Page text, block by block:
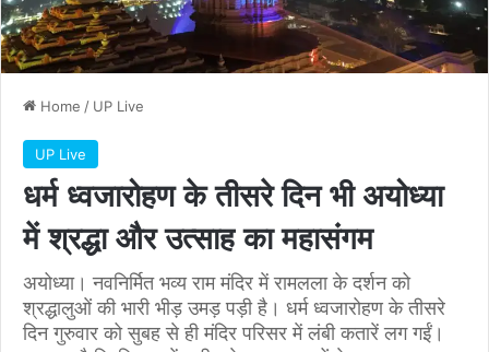
Home / UP Live
UP Live
धर्म ध्वजारोहण के तीसरे दिन भी अयोध्या
में श्रद्धा और उत्साह का महासंगम
अयोध्या। नवनिर्मित भव्य राम मंदिर में रामलला के दर्शन को
श्रद्धालुओं की भारी भीड़ उमड़ पड़ी है। धर्म ध्वजारोहण के तीसरे
दिन गुरुवार को सुबह से ही मंदिर परिसर में लंबी कतारें लग गईं।